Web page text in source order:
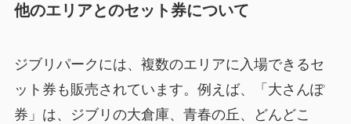
他のエリアとのセット券について
ジブリパークには、複数のエリアに入場できるセ
ット券も販売されています。例えば、「大さんぽ
券」は、ジブリの大倉庫、青春の丘、どんどこ